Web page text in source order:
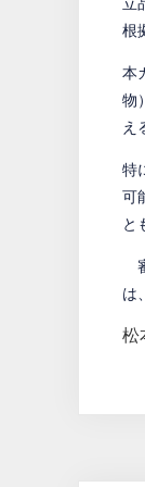
根
本
物
え
特
可
と
は
松